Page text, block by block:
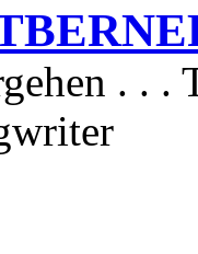
. . .